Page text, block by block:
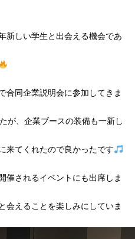
新しい学生と出会える機会であ
合同企業説明会に参加してきま
が、企業ブースの装備も一新し
来てくれたので良かったです
催されるイベントにも出席しま
会えることを楽しみにしていま